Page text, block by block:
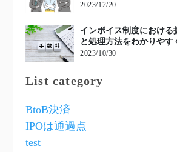
2023/12/20
インボイス制度における
と処理方法をわかりやす
2023/10/30
List category
BtoB決済
IPOは通過点
test